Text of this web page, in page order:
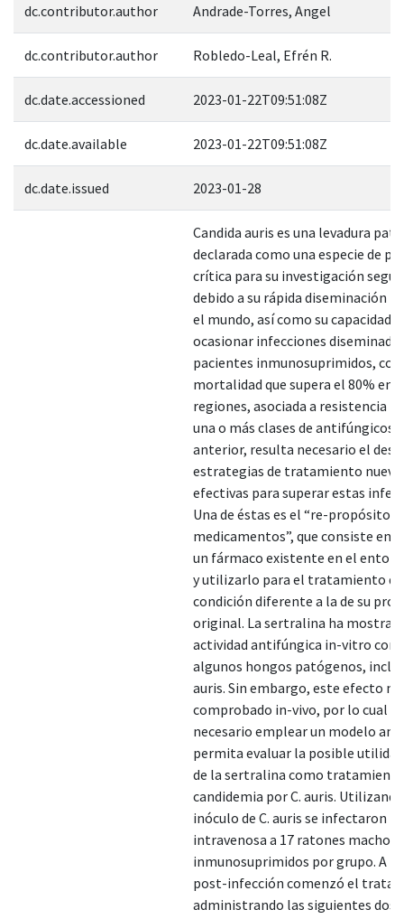
dc.contributor.author Andrade-Torres, Angel
dc.contributor.author Robledo-Leal, Efrén R.
dc.date.accessioned 2023-01-22T09:51:08Z
dc.date.available 2023-01-22T09:51:08Z
dc.date.issued 2023-01-28
Candida auris es una levadura
declarada como una especie de
crítica para su investigación
debido a su rápida diseminación
el mundo, así como su capacidad
ocasionar infecciones
pacientes inmunosuprimidos, con
mortalidad que supera el 80% en
regiones, asociada a resistencia
una o más clases de antifúngicos.
anterior, resulta necesario el
estrategias de tratamiento
efectivas para superar estas
Una de éstas es el “re-propósito
medicamentos”, que consiste en
un fármaco existente en el
y utilizarlo para el tratamiento de
condición diferente a la de su
original. La sertralina ha
actividad antifúngica in-vitro
algunos hongos patógenos,
auris. Sin embargo, este efecto
comprobado in-vivo, por lo cual es
necesario emplear un modelo
permita evaluar la posible
de la sertralina como
candidemia por C. auris.
inóculo de C. auris se infectaron
intravenosa a 17 ratones macho
inmunosuprimidos por grupo. A
post-infección comenzó el
administrando las siguientes